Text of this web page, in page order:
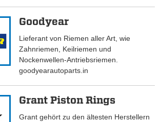
Goodyear
Lieferant von Riemen aller Art, wie
Zahnriemen, Keilriemen und
Nockenwellen-Antriebsriemen.
goodyearautoparts.in
Grant Piston Rings
Grant gehört zu den ältesten Herstellern